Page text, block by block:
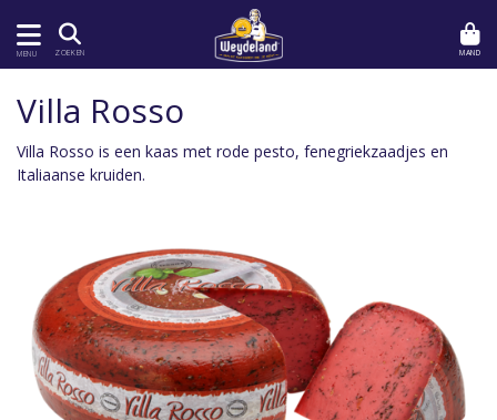
MENU ZOEKEN MAND
Villa Rosso
Villa Rosso is een kaas met rode pesto, fenegriekzaadjes en
Italiaanse kruiden.